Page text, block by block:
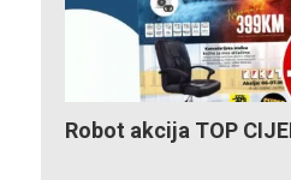
Robot akcija TOP